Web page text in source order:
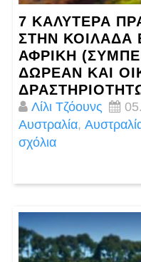
7 ΚΑΛΎΤΕΡΑ
ΣΤΗΝ ΚΟΙΛΆΔΑ
ΑΦΡΙΚΉ
ΔΩΡΕΆΝ ΚΑΙ
Λίλι Τζόουνς
Αυστραλία,
σχόλια